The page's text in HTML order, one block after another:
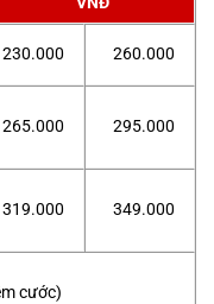
230.000 260.000
265.000 295.000
319.000 349.000
cước)